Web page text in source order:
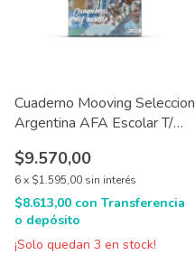
Cuaderno Mooving Seleccion
Argentina AFA Escolar T/
$9.570,00
6x $1.595,00 sin interés
$8.613,00 con Transferencia
o depósito
¡Solo quedan 3 en stock!